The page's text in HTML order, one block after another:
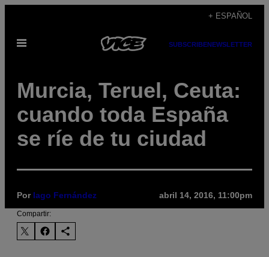
contenido
+ ESPAÑOL
Abrir
SUBSCRIBENEWSLETTER
Murcia, Teruel, Ceuta:
cuando toda España
se ríe de tu ciudad
Por Iago Fernández abril 14, 2016, 11:00pm
Compartir: